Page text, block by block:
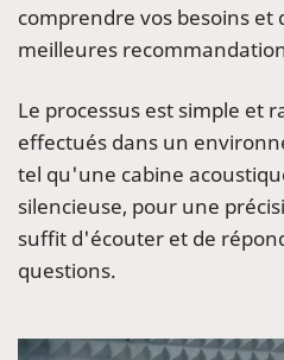
comprendre vos besoins et
meilleures
Le processus est simple et
effectués dans un
tel qu'une cabine
silencieuse, pour une
suffit d'écouter et de
questions.